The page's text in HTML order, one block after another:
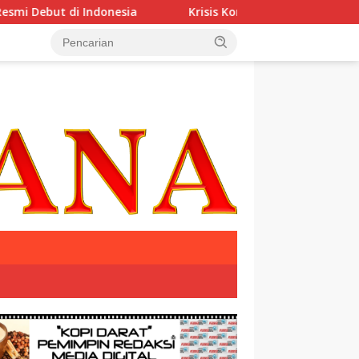
Indonesia Krisis Komunikasi Pemerintah Kian Parah?